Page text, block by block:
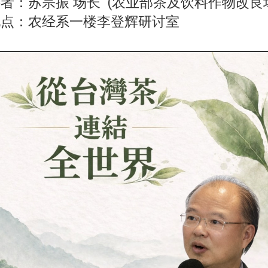
：农经系一楼李登辉研讨室